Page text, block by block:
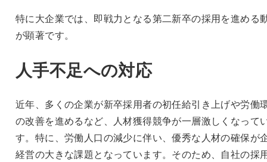
特に大企業では、即戦力となる第二新卒の採用を進める
が顕著です。
人手不足への対応
近年、多くの企業が新卒採用者の初任給引き上げや労働
の改善を進めるなど、人材獲得競争が一層激しくなって
す。特に、労働人口の減少に伴い、優秀な人材の確保が
経営の大きな課題となっています。そのため、自社の採